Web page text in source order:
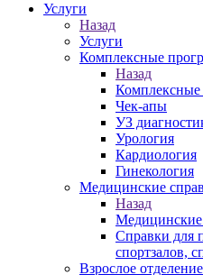
Услуги
Назад
Услуги
Комплексные
Назад
Чек-апы
УЗ
Урология
Кардиология
Гинекология
Медицинские
Назад
Медицинские
Справки для
спортзалов,
Взрослое отделение